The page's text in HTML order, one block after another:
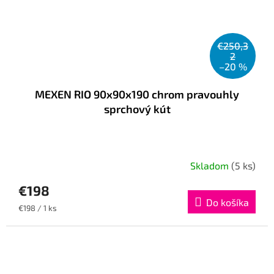
€250,3
2
–20 %
MEXEN RIO 90x90x190 chrom pravouhly
sprchový kút
Skladom (5 ks)
€198
Jednotková
€198 / 1 ks Do košíka